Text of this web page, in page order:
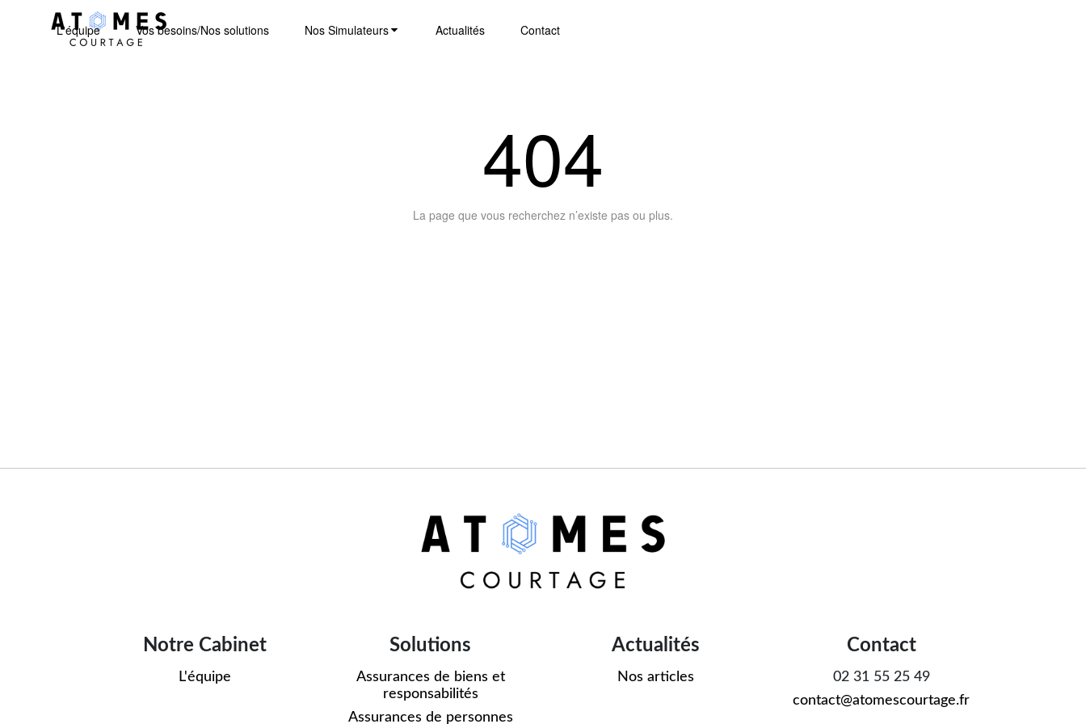
L'équipe Vos besoins/Nos solutions Nos Simulateurs Actualités Contact
404
La page que vous recherchez n’existe pas ou plus.
Notre Cabinet
L'équipe
Solutions
Assurances de biens et
responsabilités
Assurances de personnes
Actualités
Nos articles
Contact
02 31 55 25 49
contact@atomescourtage.fr